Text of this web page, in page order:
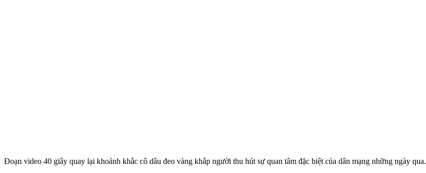
Đoạn video 40 giây quay lại khoảnh khắc cô dâu đeo vàng khắp người thu hút sự quan tâm đặc biệt của dân mạng những ngày qua.